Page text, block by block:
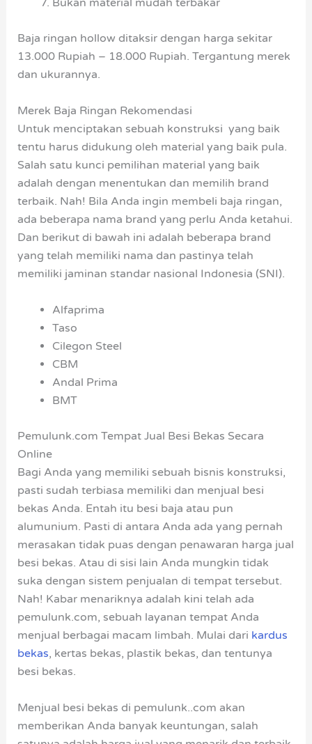
Bukan material mudah terbakar
Baja ringan hollow ditaksir dengan harga sekitar
13.000 Rupiah – 18.000 Rupiah. Tergantung merek
dan ukurannya.
Merek Baja Ringan Rekomendasi
Untuk menciptakan sebuah konstruksi yang baik
tentu harus didukung oleh material yang baik pula.
Salah satu kunci pemilihan material yang baik
adalah dengan menentukan dan memilih brand
terbaik. Nah! Bila Anda ingin membeli baja ringan,
ada beberapa nama brand yang perlu Anda ketahui.
Dan berikut di bawah ini adalah beberapa brand
yang telah memiliki nama dan pastinya telah
memiliki jaminan standar nasional Indonesia (SNI).
Alfaprima
Taso
Cilegon Steel
CBM
Andal Prima
BMT
Pemulunk.com Tempat Jual Besi Bekas Secara
Online
Bagi Anda yang memiliki sebuah bisnis konstruksi,
pasti sudah terbiasa memiliki dan menjual besi
bekas Anda. Entah itu besi baja atau pun
alumunium. Pasti di antara Anda ada yang pernah
merasakan tidak puas dengan penawaran harga jual
besi bekas. Atau di sisi lain Anda mungkin tidak
suka dengan sistem penjualan di tempat tersebut.
Nah! Kabar menariknya adalah kini telah ada
pemulunk.com, sebuah layanan tempat Anda
menjual berbagai macam limbah. Mulai dari kardus
bekas, kertas bekas, plastik bekas, dan tentunya
besi bekas.
Menjual besi bekas di pemulunk..com akan
memberikan Anda banyak keuntungan, salah